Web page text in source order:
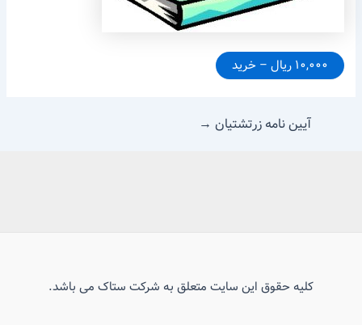
۱۰,۰۰۰ ریال – خرید
آیین نامه زرتشتیان →
کلیه حقوق این سایت متعلق به شرکت ستاک می باشد.